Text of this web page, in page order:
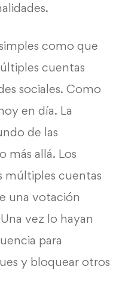
como que
cuentas
sociales. Como
en día. La
de las
más allá. Los
múltiples cuentas
una votación
vez lo hayan
para
y bloquear otros